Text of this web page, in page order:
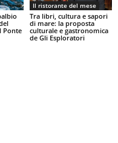
Ponte
Il ristorante del mese
Tra libri, cultura e sapori
di mare: la proposta
culturale e gastronomica
de Gli Esploratori